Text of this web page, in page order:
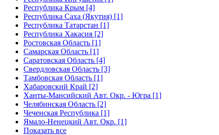
Республика Крым [4]
Республика Саха (Якутия) [1]
Республика Татарстан [1]
Республика Хакасия [2]
Ростовская Область [1]
Самарская Область [1]
Саратовская Область [4]
Свердловская Область [3]
Тамбовская Область [1]
Хабаровский Край [2]
Ханты-Мансийский Авт. Окр. - Югра [1]
Челябинская Область [2]
Чеченская Республика [1]
Ямало-Ненецкий Авт. Окр. [1]
Показать все